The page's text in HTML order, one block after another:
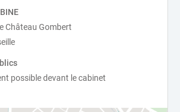
Château Gombert
possible devant le cabinet